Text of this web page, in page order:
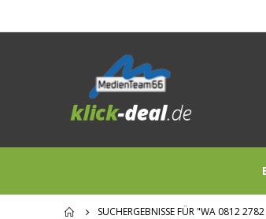
SUCHERGEBNISSE FÜR "WA 0812